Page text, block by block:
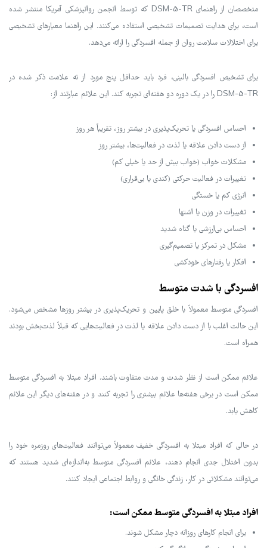
متخصصان از راهنمای DSM-5-TR که توسط انجمن روانپزشکی آمریکا منتشر شده
است، برای هدایت تصمیمات تشخیصی استفاده می‌کنند. این راهنما معیارهای تشخیصی
برای اختلالات سلامت روان از جمله افسردگی را ارائه می‌دهد.
برای تشخیص افسردگی بالینی، فرد باید حداقل پنج مورد از نه علامت ذکر شده در
DSM-5-TR را در یک دوره دو هفته‌ای تجربه کند. این علائم عبارتند از:
احساس افسردگی یا تحریک‌پذیری در بیشتر روز، تقریباً هر روز
از دست دادن علاقه یا لذت در فعالیت‌ها، بیشتر روز
مشکلات خواب (خواب بیش از حد یا خیلی کم)
تغییرات در فعالیت حرکتی (کندی یا بی‌قراری)
انرژی کم یا خستگی
تغییرات در وزن یا اشتها
احساس بی‌ارزشی یا گناه شدید
مشکل در تمرکز یا تصمیم‌گیری
افکار یا رفتارهای خودکشی
افسردگی با شدت متوسط
افسردگی متوسط معمولاً با خلق پایین و تحریک‌پذیری در بیشتر روزها مشخص می‌شود.
این حالت اغلب با از دست دادن علاقه یا لذت در فعالیت‌هایی که قبلاً لذت‌بخش بودند
همراه است.
علائم ممکن است از نظر شدت و مدت متفاوت باشند. افراد مبتلا به افسردگی متوسط
ممکن است در برخی هفته‌ها علائم بیشتری را تجربه کنند و در هفته‌های دیگر این علائم
کاهش یابد.
در حالی که افراد مبتلا به افسردگی خفیف معمولاً می‌توانند فعالیت‌های روزمره خود را
بدون اختلال جدی انجام دهند، علائم افسردگی متوسط به‌اندازه‌ای شدید هستند که
می‌توانند مشکلاتی در کار، زندگی خانگی و روابط اجتماعی ایجاد کنند.
افراد مبتلا به افسردگی متوسط ممکن است:
برای انجام کارهای روزانه دچار مشکل شوند.